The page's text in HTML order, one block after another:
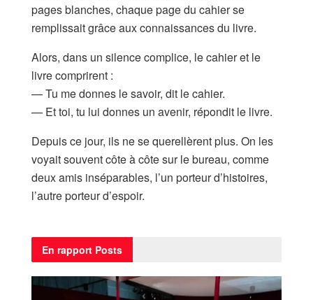
pages blanches, chaque page du cahier se
remplissait grâce aux connaissances du livre.
Alors, dans un silence complice, le cahier et le
livre comprirent :
— Tu me donnes le savoir, dit le cahier.
— Et toi, tu lui donnes un avenir, répondit le livre.
Depuis ce jour, ils ne se querellèrent plus. On les
voyait souvent côte à côte sur le bureau, comme
deux amis inséparables, l’un porteur d’histoires,
l’autre porteur d’espoir.
En rapport Posts